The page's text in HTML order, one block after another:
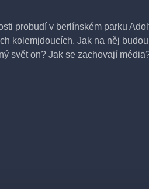
probudí v berlínském parku
kolemjdoucích. Jak na něj
svět on? Jak se zachovají